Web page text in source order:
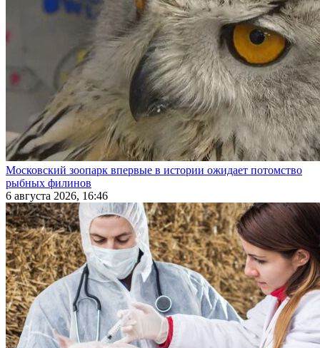
Московский зоопарк впервые в истории ожидает потомство
рыбных филинов
6 августа 2026, 16:46